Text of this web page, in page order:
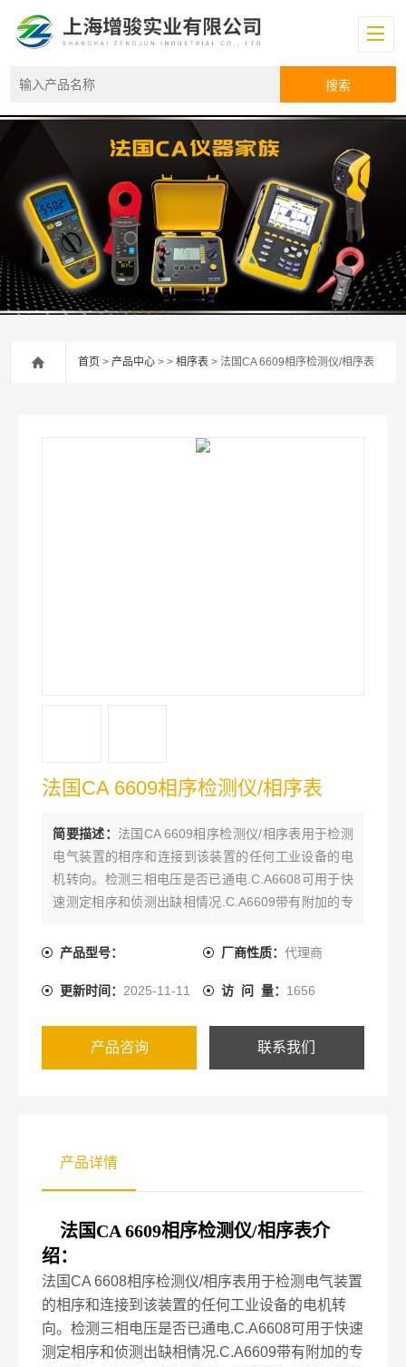
首页 >产品中心 > >相序表 > 法国CA 6609相序检测仪/相序表
法国CA 6609相序检测仪/相序表
简要描述： 法国CA 6609相序检测仪/相序表用于检测
电气装置的相序和连接到该装置的任何工业设备的电
机转向。检测三相电压是否已通电.C.A6608可用于快
速测定相序和侦测出缺相情况.C.A6609带有附加的专
方向，无须接线判断接线相序.接线完成之后，相序的
需按下按钮即可。这些测试结果通过LED指示灯表示..
产品型号： 厂商性质： 代理商
更新时间： 2025-11-11 访 问 量： 1656
产品咨询 联系我们
产品详情
法国CA 6609相序检测仪/相序表介
绍：
法国CA 6608相序检测仪/相序表用于检测电气装置
的相序和连接到该装置的任何工业设备的电机转
向。检测三相电压是否已通电.C.A6608可用于快速
测定相序和侦测出缺相情况.C.A6609带有附加的专